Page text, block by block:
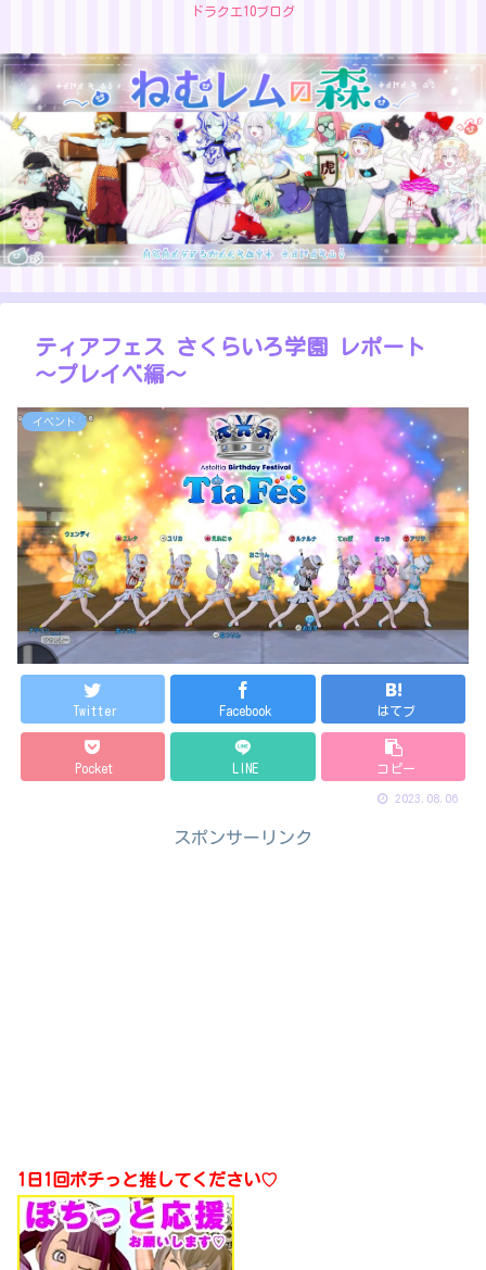
ドラクエ10ブログ
ティアフェス さくらいろ学園 レポート
～プレイベ編～
イベント
Twitter Facebook はてブ
Pocket LINE コピー
2023.08.06
スポンサーリンク
1日1回ポチっと推してください♡